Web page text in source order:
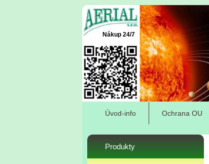
Nákup 24/7
Úvod-info Ochrana OU
Produkty